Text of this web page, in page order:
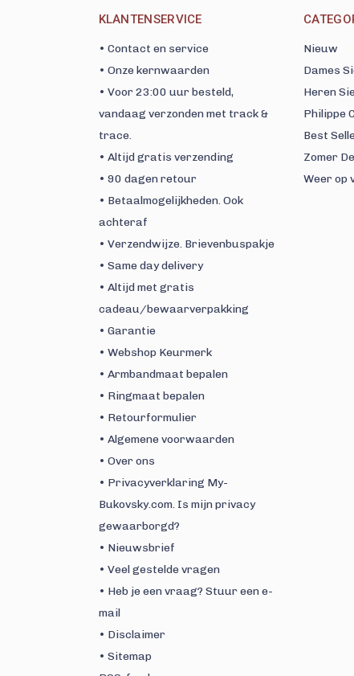
KLANTENSERVICE
• Contact en service
• Onze kernwaarden
• Voor 23:00 uur besteld,
vandaag verzonden met track &
trace.
• Altijd gratis verzending
• 90 dagen retour
• Betaalmogelijkheden. Ook
achteraf
• Verzendwijze. Brievenbuspakje
• Same day delivery
• Altijd met gratis
cadeau/bewaarverpakking
• Garantie
• Webshop Keurmerk
• Armbandmaat bepalen
• Ringmaat bepalen
• Retourformulier
• Algemene voorwaarden
• Over ons
• Privacyverklaring My-
Bukovsky.com. Is mijn privacy
gewaarborgd?
• Nieuwsbrief
• Veel gestelde vragen
• Heb je een vraag? Stuur een e-
mail
• Disclaimer
• Sitemap
Nieuw
Dames
Heren
Philippe
Best
Zomer
Weer op